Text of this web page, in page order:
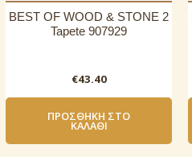
BEST OF WOOD & STONE 2
Tapete 907929
€43.40
ΠΡΟΣΘΉΚΗ ΣΤΟ
ΚΑΛΆΘΙ